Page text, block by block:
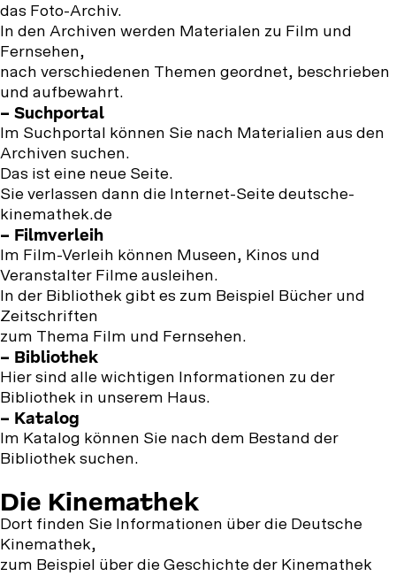
das Foto-Archiv.
In den Archiven werden Materialen zu Film und
Fernsehen,
nach verschiedenen Themen geordnet, beschrieben
und aufbewahrt.
– Suchportal
Im Suchportal können Sie nach Materialien aus den
Archiven suchen.
Das ist eine neue Seite.
Sie verlassen dann die Internet-Seite deutsche-
kinemathek.de
– Filmverleih
Im Film-Verleih können Museen, Kinos und
Veranstalter Filme ausleihen.
In der Bibliothek gibt es zum Beispiel Bücher und
Zeitschriften
zum Thema Film und Fernsehen.
– Bibliothek
Hier sind alle wichtigen Informationen zu der
Bibliothek in unserem Haus.
– Katalog
Im Katalog können Sie nach dem Bestand der
Bibliothek suchen.
Die Kinemathek
Dort finden Sie Informationen über die Deutsche
Kinemathek,
zum Beispiel über die Geschichte der Kinemathek